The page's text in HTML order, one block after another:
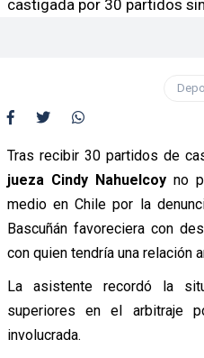
castigada por 30 partidos
Tras recibir 30 partidos de
jueza Cindy Nahuelcoyno
medio en Chile por la
Bascuñán favoreciera con
con quien tendría una relación
La asistente recordó la
superiores en el arbitraje
involucrada.